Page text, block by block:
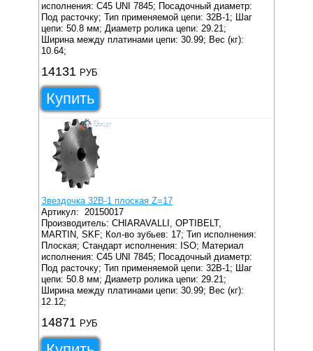
исполнения: C45 UNI 7845; Посадочный диаметр:
Под расточку; Тип применяемой цепи: 32B-1;
Шаг
цепи: 50.8 мм; Диаметр ролика цепи: 29.21;
Ширина между платинами цепи: 30.99; Вес (кг):
10.64;
14131 РУБ
Купить
Звездочка 32B-1 плоская Z=17
Артикул: 20150017
Производитель: CHIARAVALLI, OPTIBELT,
MARTIN, SKF; Кол-во зубьев: 17; Тип исполнения:
Плоская; Стандарт исполнения: ISO; Материал
исполнения: C45 UNI 7845; Посадочный диаметр:
Под расточку; Тип применяемой цепи: 32B-1;
Шаг
цепи: 50.8 мм; Диаметр ролика цепи: 29.21;
Ширина между платинами цепи: 30.99; Вес (кг):
12.12;
14871 РУБ